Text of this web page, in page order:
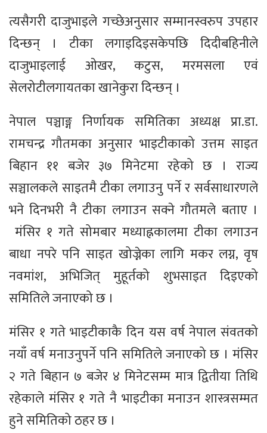
त्यसैगरी दाजुभाइले गच्छेअनुसार सम्मानस्वरुप उपहार
दिन्छन् । टीका लगाइदिइसकेपछि दिदीबहिनीले
दाजुभाइलाई ओखर, कटुस, मरमसला एवं
सेलरोटीलगायतका खानेकुरा दिन्छन् ।
नेपाल पञ्चाङ्ग निर्णायक समितिका अध्यक्ष प्रा.डा.
रामचन्द्र गौतमका अनुसार भाइटीकाको उत्तम साइत
बिहान ११ बजेर ३७ मिनेटमा रहेको छ । राज्य
सञ्चालकले साइतमै टीका लगाउनु पर्ने र सर्वसाधारणले
भने दिनभरी नै टीका लगाउन सक्ने गौतमले बताए ।
मंसिर १ गते सोमबार मध्याह्नकालमा टीका लगाउन
बाधा नपरे पनि साइत खोज्नेका लागि मकर लग्न, वृष
नवमांश, अभिजित् मुहूर्तको शुभसाइत दिइएको
समितिले जनाएको छ ।
मंसिर १ गते भाइटीकाकै दिन यस वर्ष नेपाल संवतको
नयाँ वर्ष मनाउनुपर्ने पनि समितिले जनाएको छ । मंसिर
२ गते बिहान ७ बजेर ४ मिनेटसम्म मात्र द्वितीया तिथि
रहेकाले मंसिर १ गते नै भाइटीका मनाउन शास्त्रसम्मत
हुने समितिको ठहर छ ।